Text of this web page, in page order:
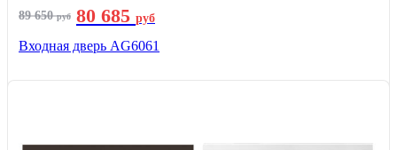
89 650руб 80 685 руб
Входная дверь AG6061